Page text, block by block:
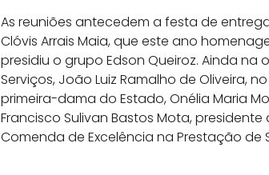
As reuniões antecedem a festa de
Clóvis Arrais Maia, que este ano
presidiu o grupo Edson Queiroz. Ainda
Serviços, João Luiz Ramalho de Oliveira,
primeira-dama do Estado, Onélia Maria
Francisco Sulivan Bastos Mota, presidente
Comenda de Excelência na Prestação de